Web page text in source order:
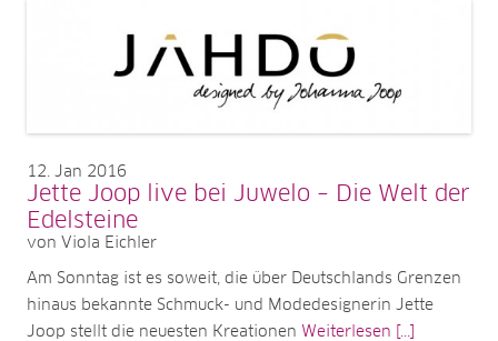
12 Jan 2016
Jette Joop live bei Juwelo – Die Welt der
Edelsteine
von Viola Eichler
Am Sonntag ist es soweit, die über Deutschlands Grenzen
hinaus bekannte Schmuck- und Modedesignerin Jette
Joop stellt die neuesten Kreationen Weiterlesen [...]